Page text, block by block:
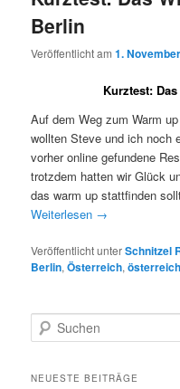
Berlin
Veröffentlicht am1.
Kurztest:
Auf dem Weg zum Warm
wollten Steve und ich noch
vorher online gefundene
trotzdem hatten wir Glück
das warm up stattfinden
Weiterlesen →
Veröffentlicht unterSchnitzel
Berlin,Österreich,
u
h
NEUESTE BEITRÄGE